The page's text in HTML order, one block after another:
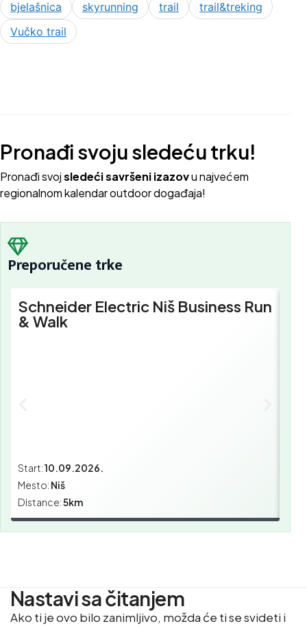
bjelašnica skyrunning trail
trail&treking
Vučko trail
Pronađi svoju sledeću trku!
Pronađi svojsledeći savršeni izazovu najvećem
regionalnom kalendar outdoor događaja!
Preporučene trke
Schneider Electric Niš Business Run
& Walk
Start:10.09.2026.
Mesto: Niš
Distance:5km
Nastavi sa čitanjem
Ako ti je ovo bilo zanimljivo, možda će ti se svideti i